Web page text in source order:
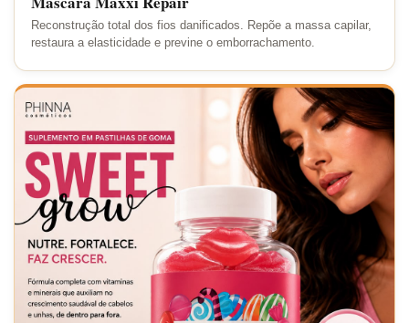
Reconstrução total dos fios danificados. Repõe a massa capilar,
restaura a elasticidade e previne o emborrachamento.